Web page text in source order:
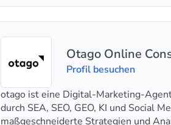
Otago Online
Profil besuchen
otago ist eine Digital-Marketing-
durch SEA, SEO, GEO, KI und Social
maßgeschneiderte Strategien und